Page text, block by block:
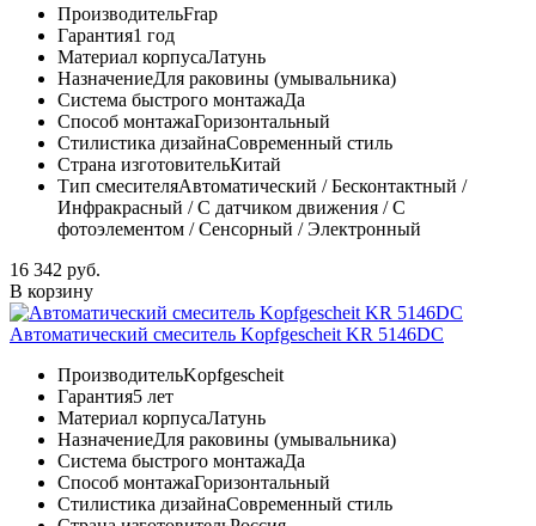
ПроизводительFrap
Гарантия1 год
Материал корпусаЛатунь
НазначениеДля раковины (умывальника)
Система быстрого монтажаДа
Способ монтажаГоризонтальный
Стилистика дизайнаСовременный стиль
Страна изготовительКитай
Тип смесителяАвтоматический / Бесконтактный /
Инфракрасный / С датчиком движения / С
фотоэлементом / Сенсорный / Электронный
16 342 руб.
В корзину
Автоматический смеситель Kopfgescheit KR 5146DC
ПроизводительKopfgescheit
Гарантия5 лет
Материал корпусаЛатунь
НазначениеДля раковины (умывальника)
Система быстрого монтажаДа
Способ монтажаГоризонтальный
Стилистика дизайнаСовременный стиль